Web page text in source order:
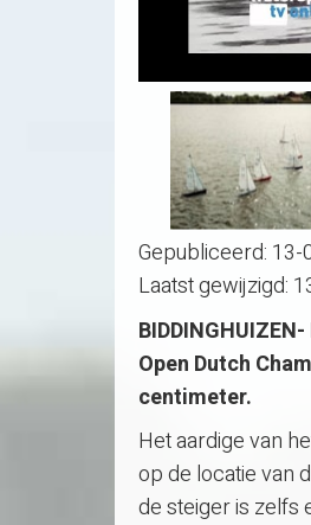
Gepubliceerd: 13-
Laatst gewijzigd:
Open Dutch
centimeter.
Het aardige van
op de locatie van
de steiger is zelfs